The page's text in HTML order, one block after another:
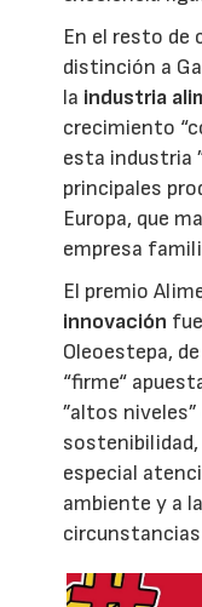
En el resto de
distinción a
la industria
crecimiento
esta industria
principales
Europa, que
empresa
El premio
innovación
Oleoestepa,
“firme“
”altos
especial
ambiente y a